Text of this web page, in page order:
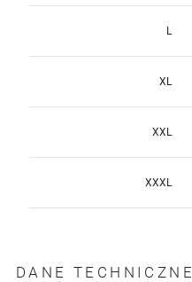
L
XL
XXL
XXXL
DANE TECHNICZNE